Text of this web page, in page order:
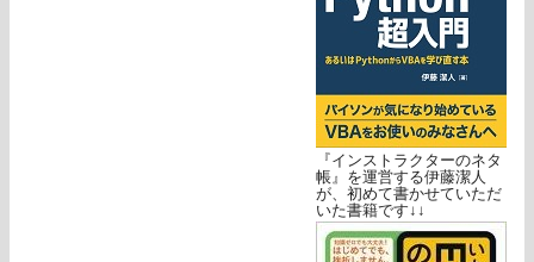
『インストラクターのネタ
帳』を運営する伊藤潔人
が、初めて書かせていただ
いた書籍です↓↓